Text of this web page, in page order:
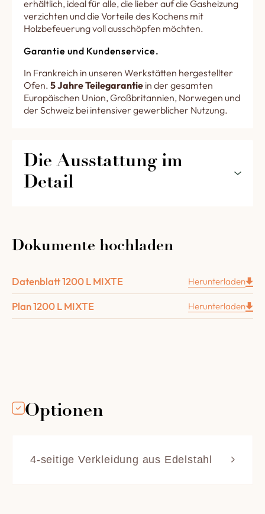
erhältlich, ideal für alle, die lieber auf die Gasheizung
verzichten und die Vorteile des Kochens mit
Holzbefeuerung voll ausschöpfen möchten.
Garantie und Kundenservice.
In Frankreich in unseren Werkstätten hergestellter
Ofen. 5 Jahre Teilegarantie in der gesamten
Europäischen Union, Großbritannien, Norwegen und
der Schweiz bei intensiver gewerblicher Nutzung.
Die Ausstattung im
Detail
Pizzerien im Detail :
Ein 4 cm dickes Schamottegewölbe.
Die komplette Isolierung des Ofens (unten aus
Kalziumsilikat 80 mm und oben aus Mineralfaser,
Der Schaltschrank und alle Sicherheiten, die mit
+ 1 Vergrößerung Abschnitt Ø 200 mm
Dokumente hochladen
Datenblatt 1200 L MIXTE Herunterladen
Plan 1200 L MIXTE Herunterladen
Optionen